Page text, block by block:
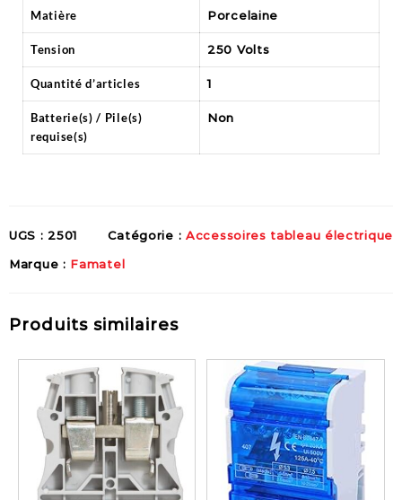
Matière ‎Porcelaine
Tension ‎250 Volts
Quantité d’articles ‎1
Batterie(s) / Pile(s)
requise(s)
‎Non
UGS :2501 Catégorie : Accessoires tableau électrique
Marque : Famatel
Produits similaires